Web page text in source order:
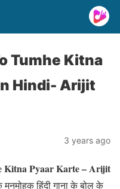
To Tumhe Kitna
Hindi- Arijit
3 years ago
Kitna Pyaar Karte – Arijit
हिंदी गाना के बोल के